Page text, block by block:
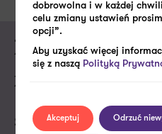
Zapytaj o
Zapytanie o usługę
Skontaktujemy się z
dobrowolna i w każdej
celu zmiany ustawień
opcji”.
Aby uzyskać więcej
się z naszą Polityką
Akceptuj Odrzuć